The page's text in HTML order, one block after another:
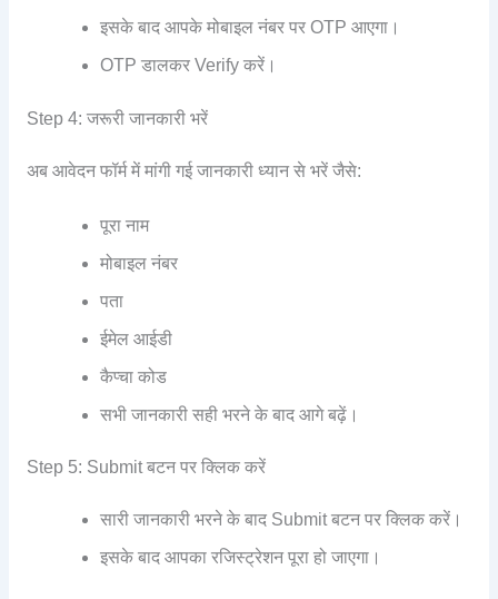
इसके बाद आपके मोबाइल नंबर पर OTP आएगा।
OTP डालकर Verify करें।
Step 4: जरूरी जानकारी भरें
अब आवेदन फॉर्म में मांगी गई जानकारी ध्यान से भरें जैसे:
पूरा नाम
मोबाइल नंबर
पता
ईमेल आईडी
कैप्चा कोड
सभी जानकारी सही भरने के बाद आगे बढ़ें।
Step 5: Submit बटन पर क्लिक करें
सारी जानकारी भरने के बाद Submit बटन पर क्लिक करें।
इसके बाद आपका रजिस्ट्रेशन पूरा हो जाएगा।